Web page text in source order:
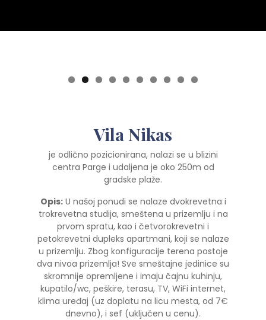
0
Vila Nikas
je odlično pozicionirana, nalazi se u blizini
centra Parge i udaljena je oko 250m od
gradske plaže.
Opis:U našoj ponudi se nalaze dvokrevetna i
trokrevetna studija, smeštena u prizemlju i na
prvom spratu, kao i četvorokrevetni i
petokrevetni dupleks apartmani, koji se nalaze
u prizemlju. Zbog konfiguracije terena postoje
dva nivoa prizemlja! Sve smeštajne jedinice su
skromnije opremljene i imaju čajnu kuhinju,
kupatilo/wc, peškire, terasu, TV, WiFi internet,
klima uređaj (uz doplatu na licu mesta, od 7€
dnevno), i sef (uključen u cenu).